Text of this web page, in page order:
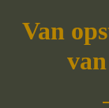
Van